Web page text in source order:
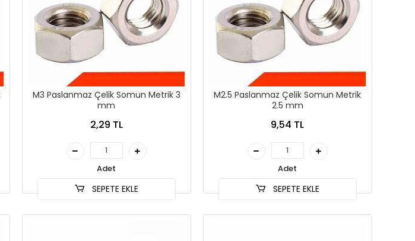
M3 Paslanmaz Çelik Somun Metrik 3
mm
2,29 TL
Adet
SEPETE EKLE
M2.5 Paslanmaz Çelik Somun Metrik
2.5 mm
9,54 TL
Adet
SEPETE EKLE